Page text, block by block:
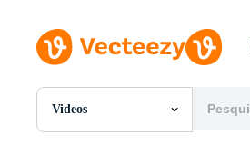
Videos
Todas Imagens